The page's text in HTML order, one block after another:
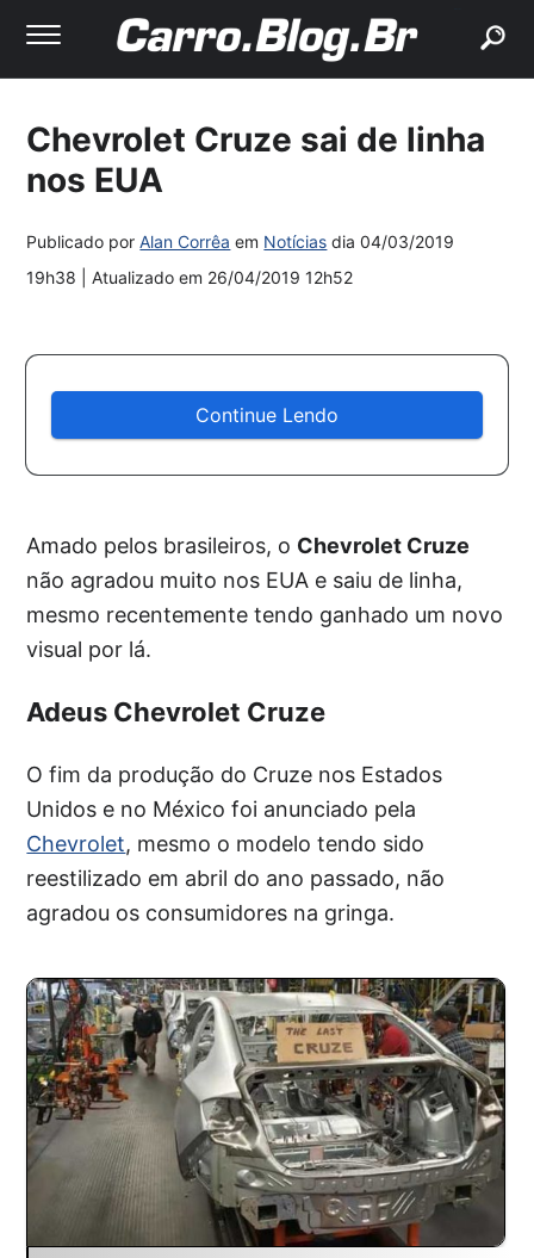
Chevrolet Cruze sai de linha
nos EUA
Publicado porAlan Corrêa em Notícias dia04/03/2019
19h38
| Atualizado em 26/04/2019 12h52
Continue Lendo
Amado pelos brasileiros, o Chevrolet Cruze
não agradou muito nos EUA e saiu de linha,
mesmo recentemente tendo ganhado um novo
visual por lá.
Adeus Chevrolet Cruze
O fim da produção do Cruze nos Estados
Unidos e no México foi anunciado pela
Chevrolet, mesmo o modelo tendo sido
reestilizado em abril do ano passado, não
agradou os consumidores na gringa.